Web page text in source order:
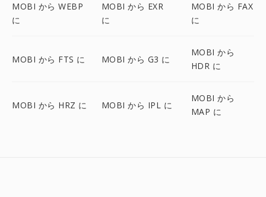
MOBI から WEBP
に
MOBI から EXR
に
MOBI から FAX
に
MOBI から FTS に MOBI から G3 に
MOBI から
HDR に
MOBI から HRZ に MOBI から IPL に
MOBI から
MAP に